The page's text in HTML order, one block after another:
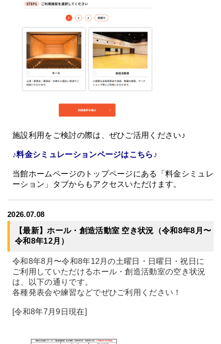
施設利用をご検討の際は、ぜひご活用ください♪
♪料金シミュレーションページはこちら♪
当館ホームページのトップページにある「料金シミュレ
ーション」タブからもアクセスいただけます。
2026.07.08
【最新】ホール・創造活動室 空き状況（令和8年8月〜
令和8年12月）
令和8年8月〜令和8年12月の土曜日・日曜日・祝日に
ご利用していただけるホール・創造活動室の空き状況
は、以下の通りです。
各種発表会や練習などでぜひご利用ください！
[令和8年7月9日現在]